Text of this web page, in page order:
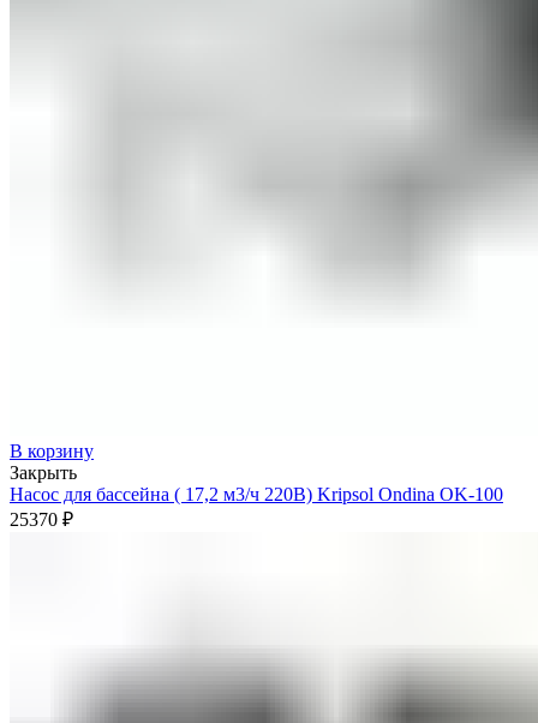
В корзину
Закрыть
Насос для бассейна ( 17,2 м3/ч 220В) Kripsol Ondina ОK-100
25370 ₽